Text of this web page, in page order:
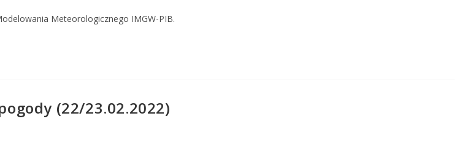
Meteorologicznego IMGW-PIB.
(22/23.02.2022)